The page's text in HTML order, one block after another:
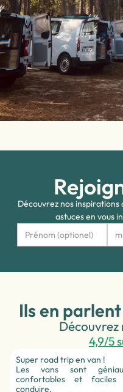
Découvrez nos
astuces en vous
Ils en
Découvrez
4,9/5
Super road trip en van !
Les vans sont
confortables et
conduire.